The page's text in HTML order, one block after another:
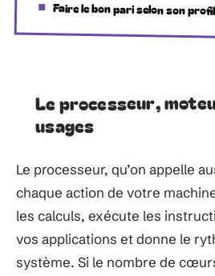
Faire le bon pari selon son profil
Le processeur,
usages
Le processeur, qu’on appelle
chaque action de votre
les calculs, exécute les
vos applications et donne le
système. Si le nombre de